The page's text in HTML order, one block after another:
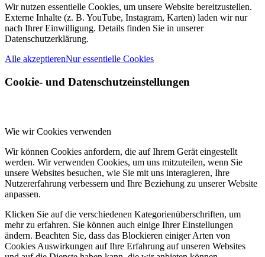
Wir nutzen essentielle Cookies, um unsere Website bereitzustellen.
Externe Inhalte (z. B. YouTube, Instagram, Karten) laden wir nur
nach Ihrer Einwilligung. Details finden Sie in unserer
Datenschutzerklärung.
Alle akzeptierenNur essentielle Cookies
Cookie- und Datenschutzeinstellungen
Wie wir Cookies verwenden
Wir können Cookies anfordern, die auf Ihrem Gerät eingestellt
werden. Wir verwenden Cookies, um uns mitzuteilen, wenn Sie
unsere Websites besuchen, wie Sie mit uns interagieren, Ihre
Nutzererfahrung verbessern und Ihre Beziehung zu unserer Website
anpassen.
Klicken Sie auf die verschiedenen Kategorienüberschriften, um
mehr zu erfahren. Sie können auch einige Ihrer Einstellungen
ändern. Beachten Sie, dass das Blockieren einiger Arten von
Cookies Auswirkungen auf Ihre Erfahrung auf unseren Websites